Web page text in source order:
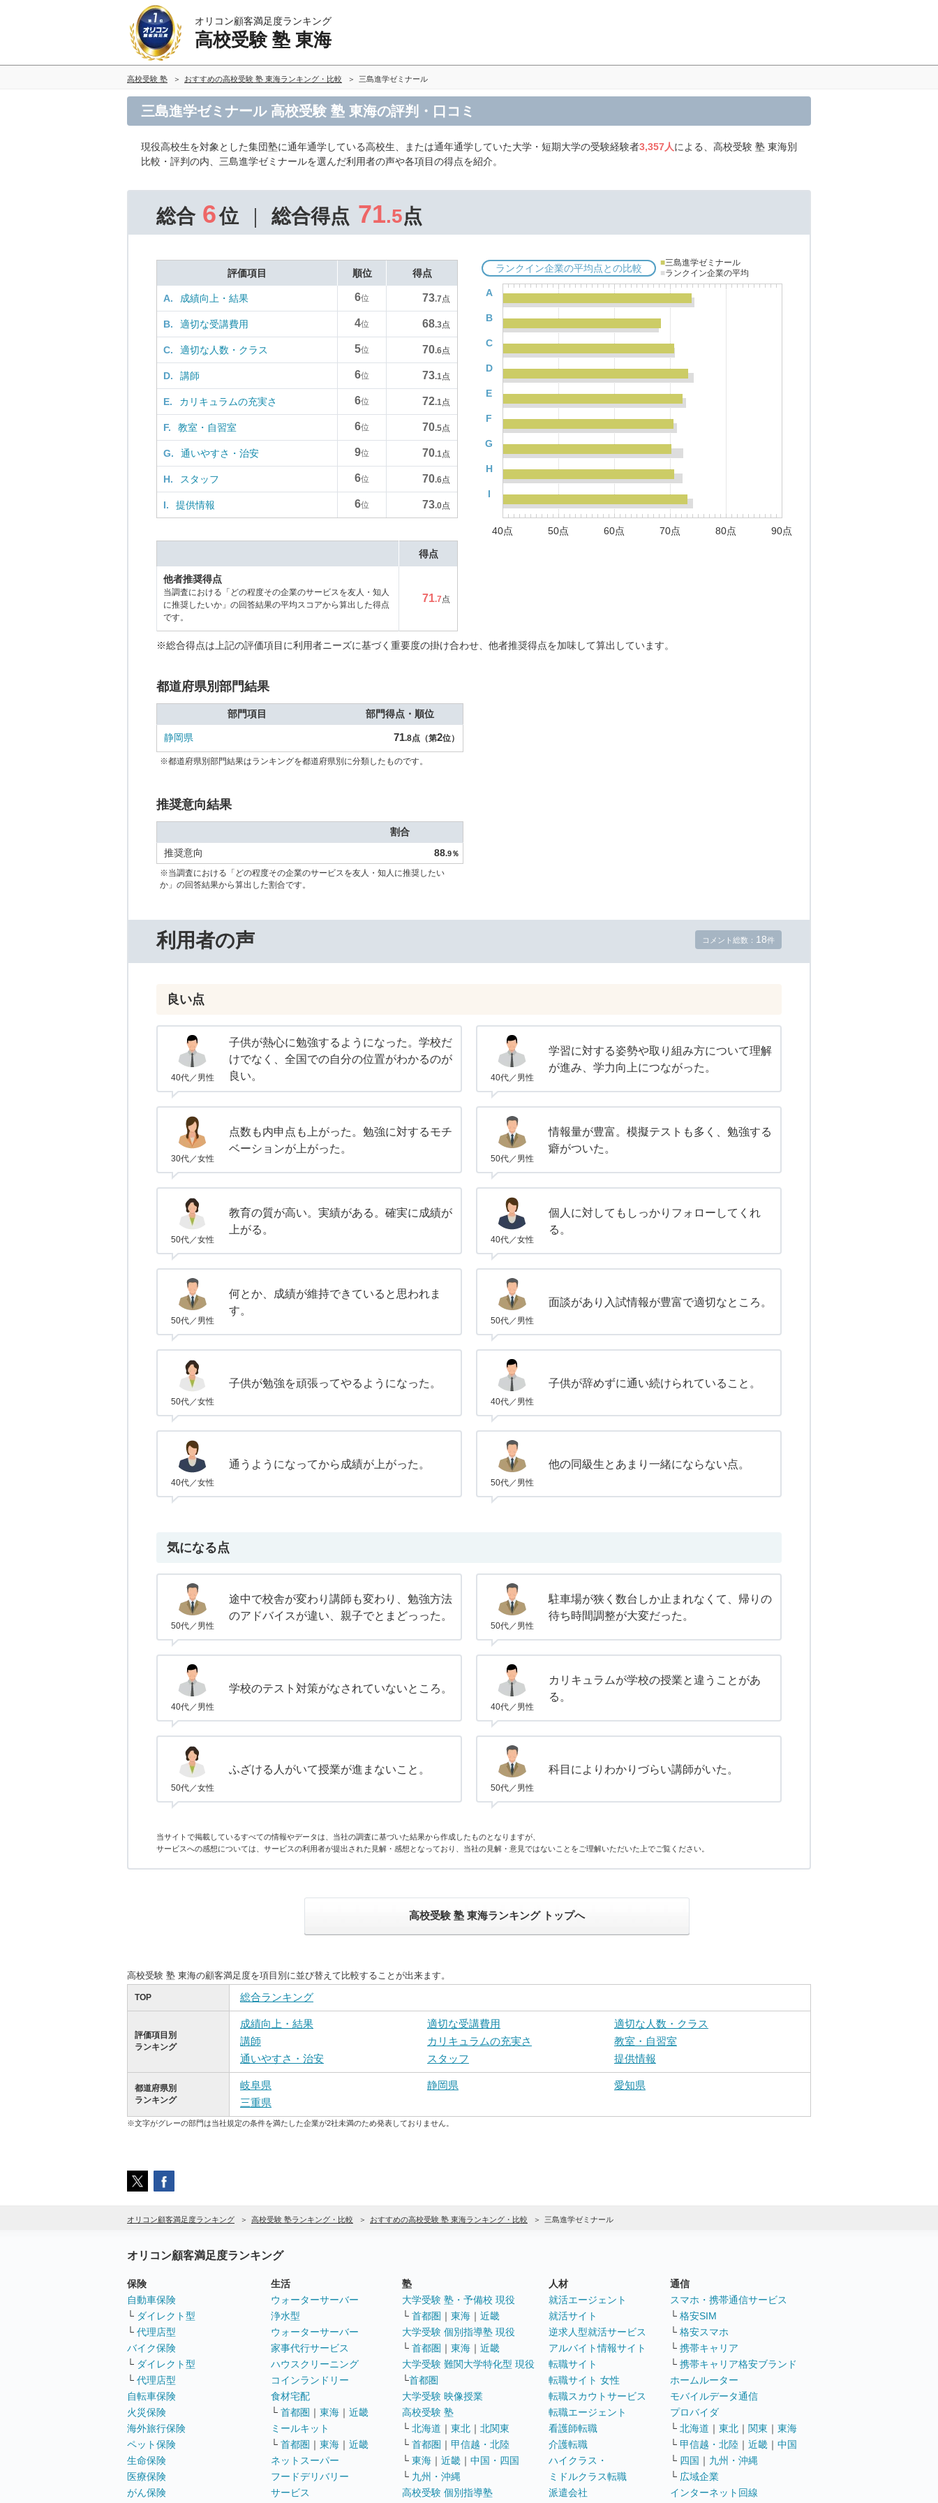
オリコン顧客満足度ランキング
高校受験 塾 東海
高校受験 塾 おすすめの高校受験 塾 東海ランキング・比較 三島進学ゼミナール
三島進学ゼミナール 高校受験 塾 東海の評判・口コミ
現役高校生を対象とした集団塾に通年通学している高校生、または通年通学していた大学・短期大学の受験経験者3,357人による、高校受験 塾 東海別
比較・評判の内、三島進学ゼミナールを選んだ利用者の声や各項目の得点を紹介。
総合 6位 総合得点 71.5点
評価項目 順位 得点
A. 成績向上・結果 6位 73.7点
B. 適切な受講費用 4位 68.3点
C. 適切な人数・クラス 5位 70.6点
D. 講師 6位 73.1点
E. カリキュラムの充実さ 6位 72.1点
F. 教室・自習室 6位 70.5点
G. 通いやすさ・治安 9位 70.1点
H. スタッフ 6位 70.6点
I. 提供情報 6位 73.0点
ランクイン企業の平均点との比較 ■三島進学ゼミナール
■ランクイン企業の平均
A
B
C
D
E
F
G
H
I
40点 50点 60点 70点 80点 90点
得点
他者推奨得点
当調査における「どの程度その企業のサービスを友人・知人
に推奨したいか」の回答結果の平均スコアから算出した得点
です。
71.7点
※総合得点は上記の評価項目に利用者ニーズに基づく重要度の掛け合わせ、他者推奨得点を加味して算出しています。
都道府県別部門結果
部門項目 部門得点・順位
静岡県 71.8点（第2位）
※都道府県別部門結果はランキングを都道府県別に分類したものです。
推奨意向結果
割合
推奨意向
88.9％
※当調査における「どの程度その企業のサービスを友人・知人に推奨したい
か」の回答結果から算出した割合です。
利用者の声 コメント総数： 18件
良い点
40代／男性
子供が熱心に勉強するようになった。学校だ
けでなく、全国での自分の位置がわかるのが
良い。
40代／男性
学習に対する姿勢や取り組み方について理解
が進み、学力向上につながった。
30代／女性
点数も内申点も上がった。勉強に対するモチ
ベーションが上がった。
50代／男性
情報量が豊富。模擬テストも多く、勉強する
癖がついた。
50代／女性
教育の質が高い。実績がある。確実に成績が
上がる。
40代／女性
個人に対してもしっかりフォローしてくれ
る。
50代／男性
何とか、成績が維持できていると思われま
す。
50代／男性
面談があり入試情報が豊富で適切なところ。
50代／女性
子供が勉強を頑張ってやるようになった。
40代／男性
子供が辞めずに通い続けられていること。
40代／女性
通うようになってから成績が上がった。
50代／男性
他の同級生とあまり一緒にならない点。
気になる点
50代／男性
途中で校舎が変わり講師も変わり、勉強方法
のアドバイスが違い、親子でとまどっった。
50代／男性
駐車場が狭く数台しか止まれなくて、帰りの
待ち時間調整が大変だった。
40代／男性
学校のテスト対策がなされていないところ。
40代／男性
カリキュラムが学校の授業と違うことがあ
る。
50代／女性
ふざける人がいて授業が進まないこと。
50代／男性
科目によりわかりづらい講師がいた。
当サイトで掲載しているすべての情報やデータは、当社の調査に基づいた結果から作成したものとなりますが、
サービスへの感想については、サービスの利用者が提出された見解・感想となっており、当社の見解・意見ではないことをご理解いただいた上でご覧ください。
高校受験 塾 東海ランキング トップへ
高校受験 塾 東海の顧客満足度を項目別に並び替えて比較することが出来ます。
TOP 総合ランキング
評価項目別
ランキング
成績向上・結果 適切な受講費用
適切な人数・クラス
講師
カリキュラムの充実さ
教室・自習室
通いやすさ・治安
スタッフ 提供情報
都道府県別
ランキング
岐阜県 静岡県
愛知県
三重県
※文字がグレーの部門は当社規定の条件を満たした企業が2社未満のため発表しておりません。
オリコン顧客満足度ランキング 高校受験 塾ランキング・比較 おすすめの高校受験 塾 東海ランキング・比較 三島進学ゼミナール
オリコン顧客満足度ランキング
保険
自動車保険
└ ダイレクト型
└ 代理店型
バイク保険
└ ダイレクト型
└ 代理店型
自転車保険
火災保険
海外旅行保険
ペット保険
生命保険
医療保険
がん保険
生活
ウォーターサーバー
浄水型
ウォーターサーバー
家事代行サービス
ハウスクリーニング
コインランドリー
食材宅配
└ 首都圏 ｜ 東海 ｜ 近畿
ミールキット
└ 首都圏 ｜ 東海 ｜ 近畿
ネットスーパー
フードデリバリー
サービス
塾
大学受験 塾・予備校 現役
└ 首都圏 ｜ 東海 ｜ 近畿
大学受験 個別指導塾 現役
└ 首都圏 ｜ 東海 ｜ 近畿
大学受験 難関大学特化型 現役
└首都圏
大学受験 映像授業
高校受験 塾
└ 北海道 ｜ 東北 ｜ 北関東
└ 首都圏 ｜ 甲信越・北陸
└ 東海 ｜ 近畿 ｜ 中国・四国
└ 九州・沖縄
高校受験 個別指導塾
人材
就活エージェント
就活サイト
逆求人型就活サービス
アルバイト情報サイト
転職サイト
転職サイト 女性
転職スカウトサービス
転職エージェント
看護師転職
介護転職
ハイクラス・
ミドルクラス転職
派遣会社
通信
スマホ・携帯通信サービス
└ 格安SIM
└ 格安スマホ
└ 携帯キャリア
└ 携帯キャリア格安ブランド
ホームルーター
モバイルデータ通信
プロバイダ
└ 北海道 ｜ 東北 ｜ 関東 ｜ 東海
└ 甲信越・北陸 ｜ 近畿 ｜ 中国
└ 四国 ｜ 九州・沖縄
└ 広域企業
インターネット回線